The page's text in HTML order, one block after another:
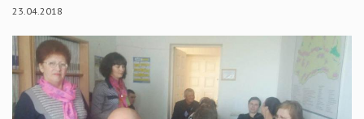
23.04.2018